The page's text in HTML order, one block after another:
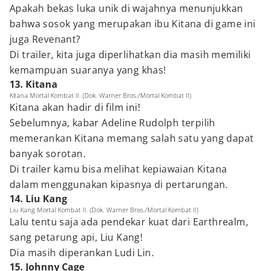
Apakah bekas luka unik di wajahnya menunjukkan
bahwa sosok yang merupakan ibu Kitana di game ini
juga Revenant?
Di trailer, kita juga diperlihatkan dia masih memiliki
kemampuan suaranya yang khas!
13. Kitana
Kitana Mortal Kombat II. (Dok. Warner Bros./Mortal Kombat II)
Kitana akan hadir di film ini!
Sebelumnya, kabar Adeline Rudolph terpilih
memerankan Kitana memang salah satu yang dapat
banyak sorotan.
Di trailer kamu bisa melihat kepiawaian Kitana
dalam menggunakan kipasnya di pertarungan.
14. Liu Kang
Liu Kang Mortal Kombat II. (Dok. Warner Bros./Mortal Kombat II)
Lalu tentu saja ada pendekar kuat dari Earthrealm,
sang petarung api, Liu Kang!
Dia masih diperankan Ludi Lin.
15. Johnny Cage